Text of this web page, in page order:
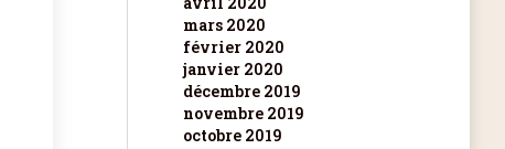
mars 2020
février 2020
janvier 2020
décembre 2019
novembre 2019
octobre 2019